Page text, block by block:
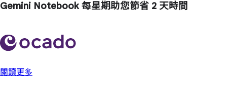
Gemini Notebook 每星期助您節省 2 天時間
閱讀更多